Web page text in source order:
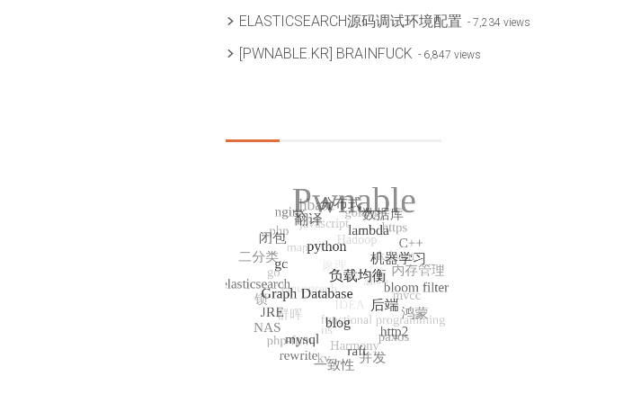
ELASTICSEARCH源码调试环境配置 - 7,234 views
[PWNABLE.KR] BRAINFUCK - 6,847 views